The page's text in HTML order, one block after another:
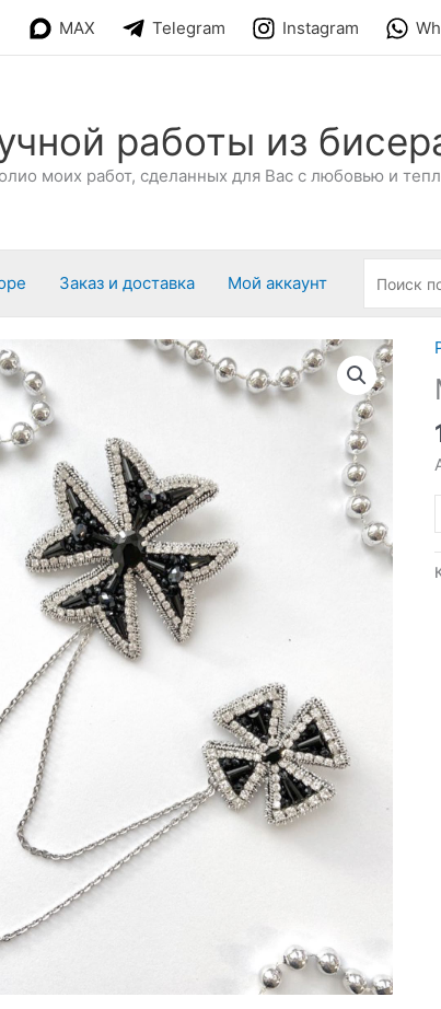
MAX Telegram Instagram
работы из
моих работ, сделанных для Вас с любовью и
Заказ и доставка Мой аккаунт